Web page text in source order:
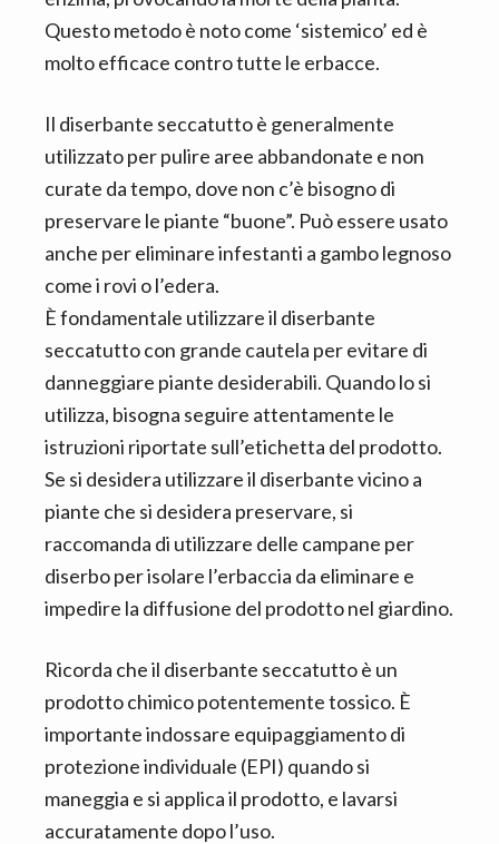
Questo metodo è noto come ‘sistemico’ ed è
molto efficace contro tutte le erbacce.
Il diserbante seccatutto è generalmente
utilizzato per pulire aree abbandonate e non
curate da tempo, dove non c’è bisogno di
preservare le piante “buone”. Può essere usato
anche per eliminare infestanti a gambo legnoso
come i rovi o l’edera.
È fondamentale utilizzare il diserbante
seccatutto con grande cautela per evitare di
danneggiare piante desiderabili. Quando lo si
utilizza, bisogna seguire attentamente le
istruzioni riportate sull’etichetta del prodotto.
Se si desidera utilizzare il diserbante vicino a
piante che si desidera preservare, si
raccomanda di utilizzare delle campane per
diserbo per isolare l’erbaccia da eliminare e
impedire la diffusione del prodotto nel giardino.
Ricorda che il diserbante seccatutto è un
prodotto chimico potentemente tossico. È
importante indossare equipaggiamento di
protezione individuale (EPI) quando si
maneggia e si applica il prodotto, e lavarsi
accuratamente dopo l’uso.